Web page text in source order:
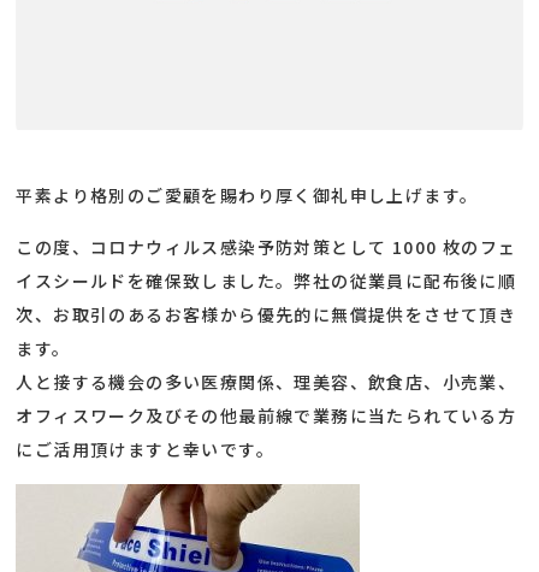
平素より格別のご愛顧を賜わり厚く御礼申し上げます。
この度、コロナウィルス感染予防対策として 1000 枚のフェ
イスシールドを確保致しました。弊社の従業員に配布後に順
次、お取引のあるお客様から優先的に無償提供をさせて頂き
ます。
人と接する機会の多い医療関係、理美容、飲食店、小売業、
オフィスワーク及びその他最前線で業務に当たられている方
にご活用頂けますと幸いです。